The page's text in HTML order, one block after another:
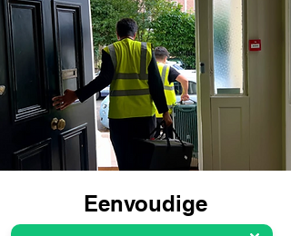
Eenvoudige